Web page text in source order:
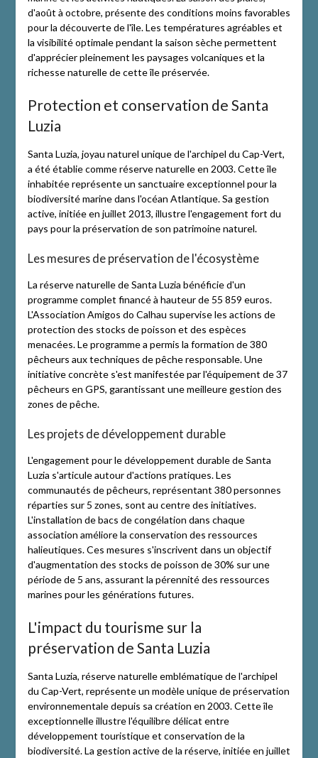
d'août à octobre, présente des conditions moins favorables
pour la découverte de l'île. Les températures agréables et
la visibilité optimale pendant la saison sèche permettent
d'apprécier pleinement les paysages volcaniques et la
richesse naturelle de cette île préservée.
Protection et conservation de Santa
Luzia
Santa Luzia, joyau naturel unique de l'archipel du Cap-Vert,
a été établie comme réserve naturelle en 2003. Cette île
inhabitée représente un sanctuaire exceptionnel pour la
biodiversité marine dans l'océan Atlantique. Sa gestion
active, initiée en juillet 2013, illustre l'engagement fort du
pays pour la préservation de son patrimoine naturel.
Les mesures de préservation de l'écosystème
La réserve naturelle de Santa Luzia bénéficie d'un
programme complet financé à hauteur de 55 859 euros.
L'Association Amigos do Calhau supervise les actions de
protection des stocks de poisson et des espèces
menacées. Le programme a permis la formation de 380
pêcheurs aux techniques de pêche responsable. Une
initiative concrète s'est manifestée par l'équipement de 37
pêcheurs en GPS, garantissant une meilleure gestion des
zones de pêche.
Les projets de développement durable
L'engagement pour le développement durable de Santa
Luzia s'articule autour d'actions pratiques. Les
communautés de pêcheurs, représentant 380 personnes
réparties sur 5 zones, sont au centre des initiatives.
L'installation de bacs de congélation dans chaque
association améliore la conservation des ressources
halieutiques. Ces mesures s'inscrivent dans un objectif
d'augmentation des stocks de poisson de 30% sur une
période de 5 ans, assurant la pérennité des ressources
marines pour les générations futures.
L'impact du tourisme sur la
préservation de Santa Luzia
Santa Luzia, réserve naturelle emblématique de l'archipel
du Cap-Vert, représente un modèle unique de préservation
environnementale depuis sa création en 2003. Cette île
exceptionnelle illustre l'équilibre délicat entre
développement touristique et conservation de la
biodiversité. La gestion active de la réserve, initiée en juillet